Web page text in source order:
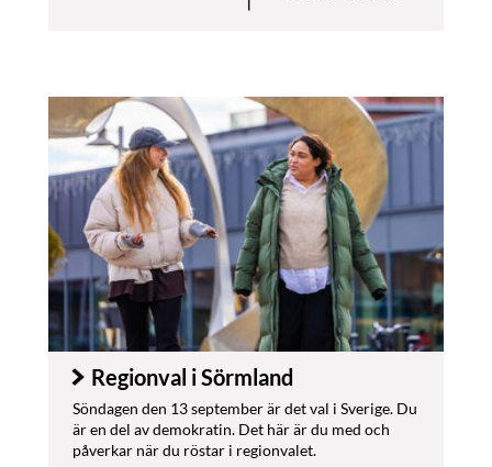
Regionval i Sörmland
Söndagen den 13 september är det val i Sverige. Du
är en del av demokratin. Det här är du med och
påverkar när du röstar i regionvalet.